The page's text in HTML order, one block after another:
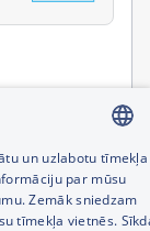
LATVIAN
RUSSIAN
un uzlabotu tīmekļa
par mūsu
Zemāk sniedzam
tīmekļa vietnēs.